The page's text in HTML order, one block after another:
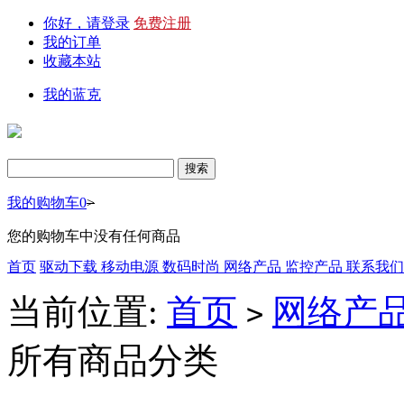
你好，请登录 免费注册
我的订单
收藏本站
我的蓝克
我的购物车0>
您的购物车中没有任何商品
首页 驱动下载 移动电源 数码时尚 网络产品 监控产品 联系我
当前位置: 首页 > 网络产
所有商品分类